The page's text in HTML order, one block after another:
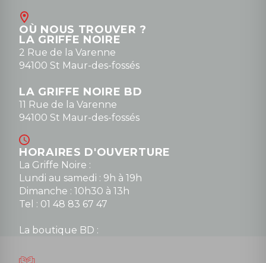
contact@la-griffe-noire.com
0148836747
OÙ NOUS TROUVER ?
LA GRIFFE NOIRE
2 Rue de la Varenne
94100 St Maur-des-fossés
LA GRIFFE NOIRE BD
11 Rue de la Varenne
94100 St Maur-des-fossés
HORAIRES D'OUVERTURE
La Griffe Noire :
Lundi au samedi : 9h à 19h
Dimanche : 10h30 à 13h
Tel : 01 48 83 67 47
La boutique BD :
Mardi au samedi : 10h à 13h / 14h à 19h